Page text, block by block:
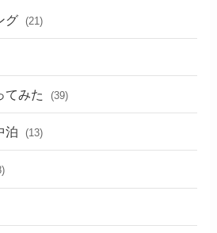
グ (21)
てみた (39)
泊 (13)